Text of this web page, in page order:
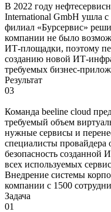
В 2022 году
International GmbH ушла с
филиал «Бурсервис»
компании не было
ИТ-площадки, поэтому
созданию новой ИТ-
требуемых бизнес-
Результат
03
Команда beeline cloud
требуемый объем
нужные сервисы и
специалисты
безопасность
всех используемых
Внедрение системы
компании с 1500
Задача
01